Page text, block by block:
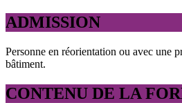
ADMISSION
Personne en réorientation ou avec une
bâtiment.
CONTENU DE LA